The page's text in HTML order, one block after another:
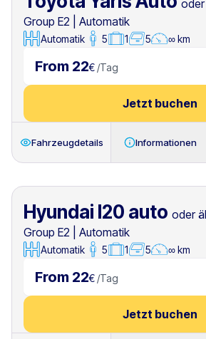
Group E2
Automatik
Automatik 5 1 5 ∞ km
From 22€ /Tag
Jetzt buchen
Fahrzeugdetails Informationen
Hyundai I20 auto oder
Group E2
Automatik
Automatik 5 1 5 ∞ km
From 22€ /Tag
Jetzt buchen